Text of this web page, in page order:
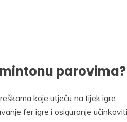
parovima?
koje utječu na tijek igre.
fer igre i osiguranje